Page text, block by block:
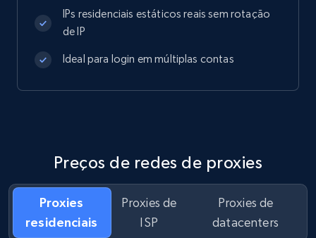
IPs residenciais estáticos reais sem rotação
de IP
Ideal para login em múltiplas contas
Preços de redes de proxies
Proxies
residenciais
Proxies de
ISP
Proxies de
datacenters